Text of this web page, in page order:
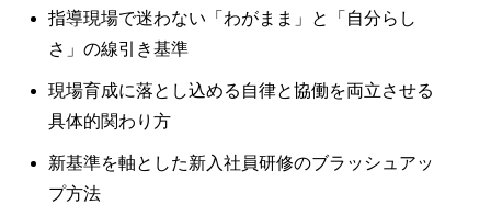
指導現場で迷わない「わがまま」と「自分らし
さ」の線引き基準
現場育成に落とし込める自律と協働を両立させる
具体的関わり方
新基準を軸とした新入社員研修のブラッシュアッ
プ方法